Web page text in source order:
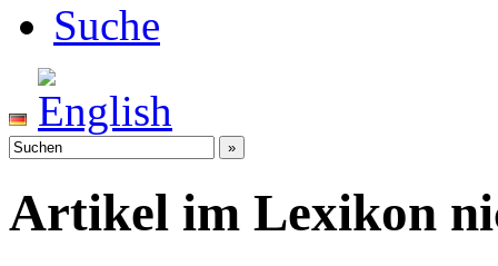
Suche
Artikel im Lexikon